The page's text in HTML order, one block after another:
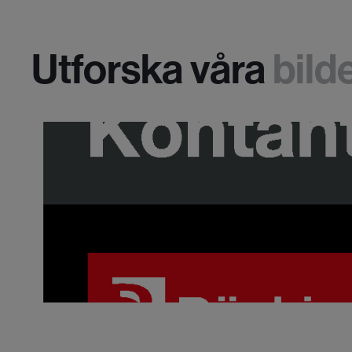
Utforska våra